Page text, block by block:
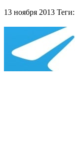
13 ноября 2013 Теги: